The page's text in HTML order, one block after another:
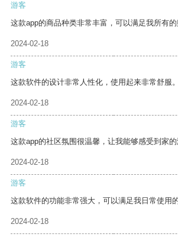
游客
这款app的商品种类非常丰富，可以满足我所有的
2024-02-18
游客
这款软件的设计非常人性化，使用起来非常舒服。
2024-02-18
游客
这款app的社区氛围很温馨，让我能够感受到家的
2024-02-18
游客
这款软件的功能非常强大，可以满足我日常使用的
2024-02-18